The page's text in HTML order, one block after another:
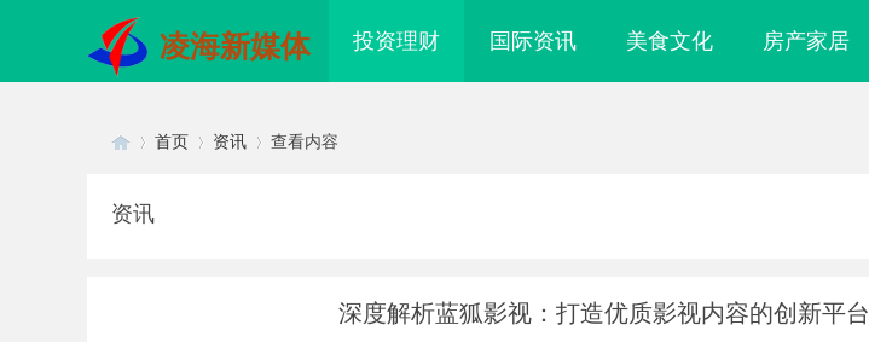
凌海新媒体 投资理财 国际资讯 美食文化 房产家居
首页 资讯 查看内容
资讯
深度解析蓝狐影视：打造优质影视内容的创新平台